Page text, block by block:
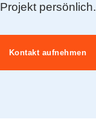
Projekt persönlich.
Kontakt aufnehmen